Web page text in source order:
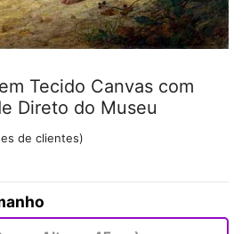
Tecido Canvas com
Direto do Museu
de clientes)